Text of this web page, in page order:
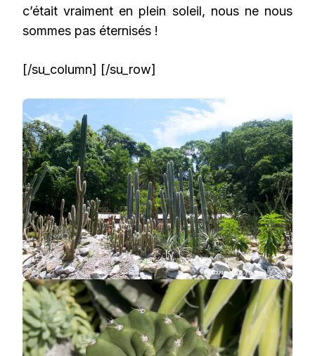
c’était vraiment en plein soleil, nous ne nous
sommes pas éternisés !
[/su_column] [/su_row]